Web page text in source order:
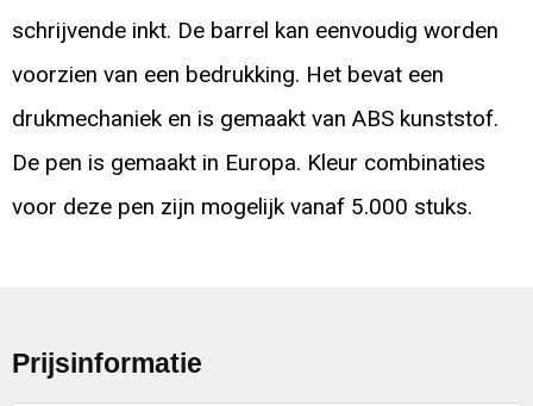
schrijvende inkt. De barrel kan eenvoudig worden
voorzien van een bedrukking. Het bevat een
drukmechaniek en is gemaakt van ABS kunststof.
De pen is gemaakt in Europa. Kleur combinaties
voor deze pen zijn mogelijk vanaf 5.000 stuks.
Prijsinformatie